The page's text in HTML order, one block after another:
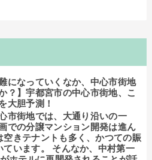
になっていくなか、中心市街地
？】宇都宮市の中心市街地、こ
大胆予測！
市街地では、大通り沿いの一
での分譲マンション開発は進ん
きテナントも多く、かつての賑
います。 そんなか、中村第一